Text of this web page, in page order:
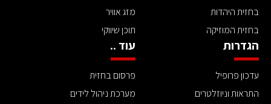
בחזית היהדות
בחזית המוזיקה
מזג אוויר
תוכן שיווקי
הגדרות
עדכון פרופיל
התראות וניוזלטרים
עוד ..
פרסום בחזית
מערכת ניהול לידים